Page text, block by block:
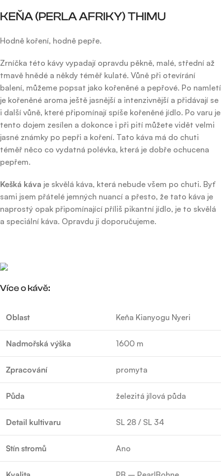
KEŇA (PERLA AFRIKY) THIMU
Hodně koření, hodně pepře.
Zrníčka této kávy vypadají opravdu pěkně, malé, střední až
tmavě hnědé a někdy téměř kulaté. Vůně při otevírání
balení, můžeme popsat jako kořeněné a pepřové. Po namletí
je kořeněné aroma ještě jasnější a intenzivnější a přidávají se
i další vůně, které připomínají spíše kořeněné jídlo. Po varu je
tento dojem zesílen a dokonce i při pití můžete vidět velmi
jasné známky po pepři a koření. Tato káva má do chuti
téměř něco co vydatná polévka, která je dobře ochucena
pepřem.
Kešká káva je skvělá káva, která nebude všem po chuti. Byť
sami jsem přátelé jemných nuancí a přesto, že tato káva je
naprostý opak připomínající příliš pikantní jídlo, je to skvělá
a speciální káva. Opravdu ji doporučujeme.
Více o kávě:
Oblast Keňa Kianyogu Nyeri
Nadmořská výška 1600 m
Zpracování promyta
Půda železitá jílová půda
Detail kultivaru SL 28 / SL 34
Stín stromů Ano